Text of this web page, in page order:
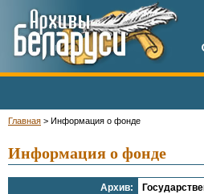
Главная > Информация о фонде
Информация о фонде
Архив: